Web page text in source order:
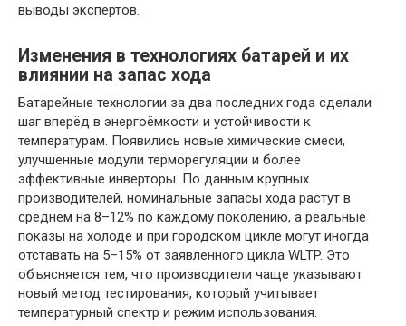
выводы экспертов.
Изменения в технологиях батарей и их
влиянии на запас хода
Батарейные технологии за два последних года сделали
шаг вперёд в энергоёмкости и устойчивости к
температурам. Появились новые химические смеси,
улучшенные модули терморегуляции и более
эффективные инверторы. По данным крупных
производителей, номинальные запасы хода растут в
среднем на 8–12% по каждому поколению, а реальные
показы на холоде и при городском цикле могут иногда
отставать на 5–15% от заявленного цикла WLTP. Это
объясняется тем, что производители чаще указывают
новый метод тестирования, который учитывает
температурный спектр и режим использования.